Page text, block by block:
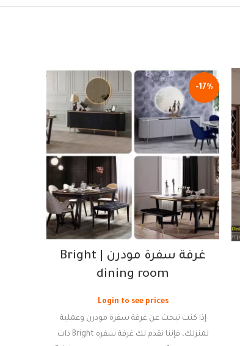
-17%
غرفة سفرة مودرن | Bright
dining room
Login to see prices
إذا كنت تبحث عن غرفة سفرة مودرن وعملية
لمنزلك، فإننا نقدم لك غرفة سفره Bright ذات